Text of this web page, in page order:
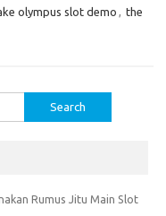
olympus slot demo , the
Rumus Jitu Main Slot